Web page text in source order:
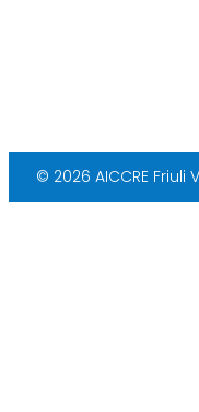
© 2026 AICCRE Friuli